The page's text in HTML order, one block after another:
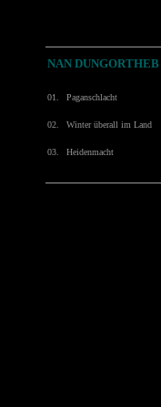
NAN DUNGORTHEB
01. Paganschlacht
02. Winter überall im Land
03. Heidenmacht